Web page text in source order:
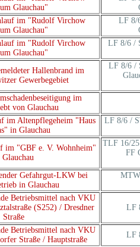
Glauchau"
im "Rudolf Virchow
Glauchau"
LF 8/
im "Rudolf Virchow
Glauchau"
LF 8/6 /
Hallenbrand im
Gewerbegebiet
LF 8/6 /
im
von Glauchau
im Altenpflegeheim "Haus
in Glauchau
LF 8/6 /
im "GBF e. V. Wohnheim"
TLF 16/
FF
Gefahrgut-LKW bei
in Glauchau
Betriebsmittel nach VKU
(S252) / Dresdner
Straße
LF
Betriebsmittel nach VKU
Straße / Hauptstraße
LF